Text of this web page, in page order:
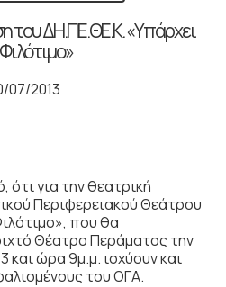
του ΔΗ.ΠΕ.ΘΕ.Κ. «Υπάρχει
07/2013
ότι για την θεατρική
Περιφερειακού Θεάτρου
που θα
Θέατρο Περάματος την
και ώρα 9μ.μ. ισχύουν και
του ΟΓΑ.